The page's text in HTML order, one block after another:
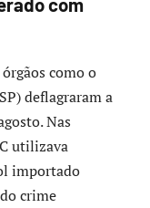
com
como o
deflagraram a
Nas
utilizava
importado
crime